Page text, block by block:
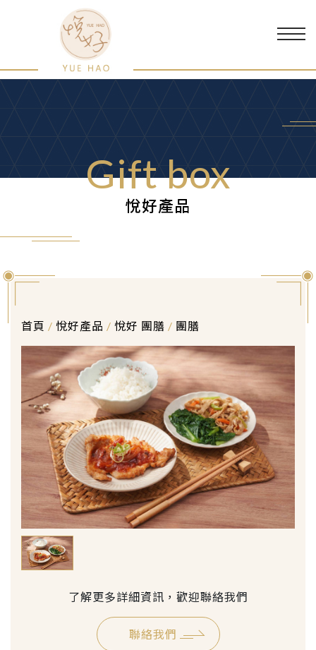
Gift box
悅好產品
首頁 / 悅好產品 / 悅好 團膳 / 團膳
了解更多詳細資訊，歡迎聯絡我們
聯絡我們